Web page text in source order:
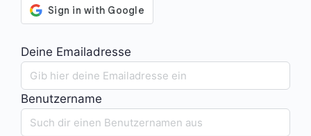
Deine Emailadresse
Benutzername